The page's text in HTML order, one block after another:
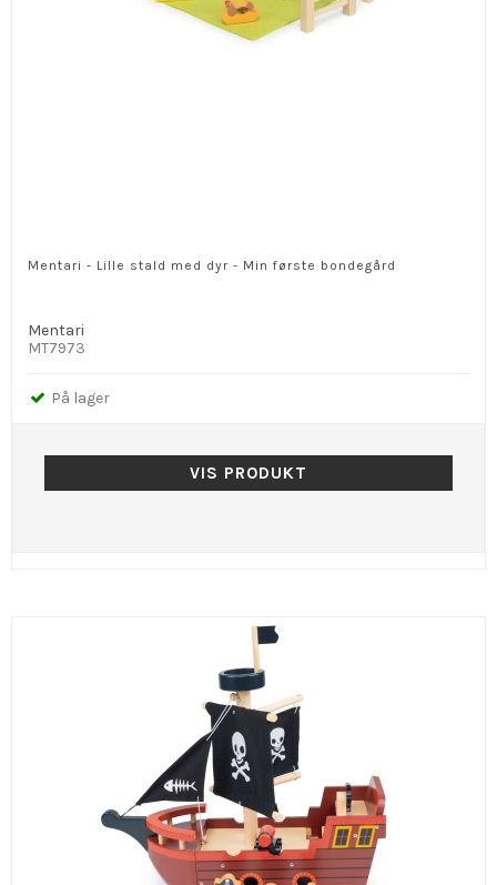
Mentari - Lille stald med dyr - Min første bondegård
Mentari
MT7973
På lager
VIS PRODUKT